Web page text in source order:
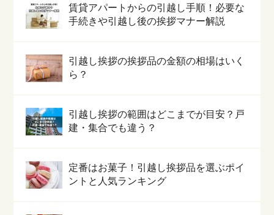
賃貸アパートからの引越し手順！必要な
手続きや引越し後の挨拶マナー解説
引越し挨拶の挨拶品の金額の相場はいく
ら？
引越し挨拶の範囲はどこまでが目安？戸
建・集合でも違う？
定番はお菓子！引越し挨拶品を選ぶポイ
ントと人気ランキング